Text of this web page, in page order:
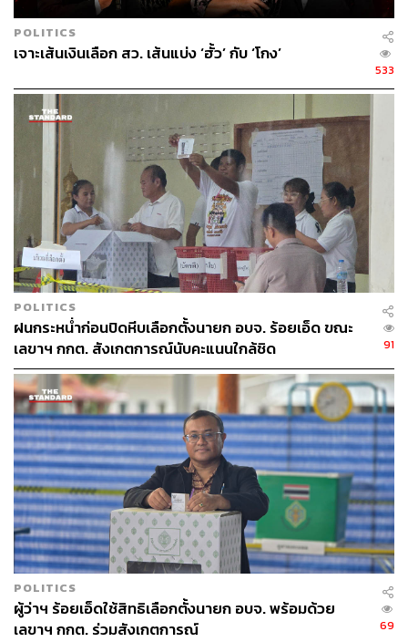
POLITICS
เจาะเส้นเงินเลือก สว. เส้นแบ่ง ‘ฮั้ว’ กับ ‘โกง’
533
POLITICS
ฝนกระหน่ำก่อนปิดหีบเลือกตั้งนายก อบจ. ร้อยเอ็ด ขณะ
เลขาฯ กกต. สังเกตการณ์นับคะแนนใกล้ชิด
91
POLITICS
ผู้ว่าฯ ร้อยเอ็ดใช้สิทธิเลือกตั้งนายก อบจ. พร้อมด้วย
เลขาฯ กกต. ร่วมสังเกตการณ์
69